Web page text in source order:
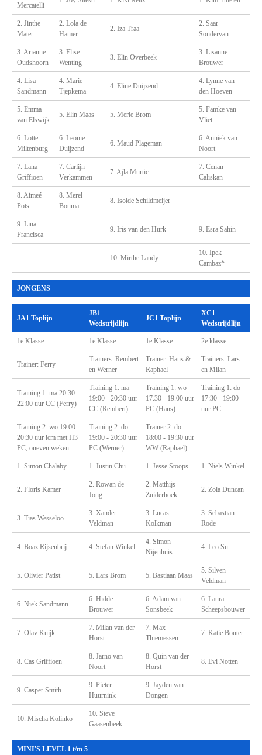
Mercatelli
2. Jinthe
Mater
2. Lola de
Hamer
2. Iza Traa
2. Saar
Sondervan
3. Arianne
Oudshoorn
3. Elise
Wenting
3. Elin Overbeek
3. Lisanne
Brouwer
4. Lisa
Sandmann
4. Marie
Tjepkema
4. Eline Duijzend
4. Lynne van
den Hoeven
5. Emma
van Elswijk
5. Elin Maas 5. Merle Brom
5. Famke van
Vliet
6. Lotte
Miltenburg
6. Leonie
Duijzend
6. Maud Plageman
6. Anniek van
Noort
7. Lana
Griffioen
7. Carlijn
Verkammen
7. Ajla Murtic
7. Cenan
Caliskan
8. Aimeé
Pots
8. Merel
Bouma
8. Isolde Schildmeijer
9. Lina
Francisca
9. Iris van den Hurk 9. Esra Sahin
10. Mirthe Laudy
10. Ipek
Cambaz*
JONGENS
JA1 Toplijn
JB1
Wedstrijdlijn
JC1 Toplijn
XC1
Wedstrijdlijn
1e Klasse 1e Klasse 1e Klasse 2e klasse
Trainer: Ferry
Trainers: Rembert
en Werner
Trainer: Hans &
Raphael
Trainers: Lars
en Milan
Training 1: ma 20:30 -
22:00 uur CC (Ferry)
Training 1: ma
19:00 - 20:30 uur
CC (Rembert)
Training 1: wo
17.30 - 19.00 uur
PC (Hans)
Training 1: do
17:30 - 19:00
uur PC
Training 2: wo 19:00 -
20:30 uur icm met H3
PC; oneven weken
Training 2: do
19:00 - 20:30 uur
PC (Werner)
Trainer 2: do
18:00 - 19:30 uur
WW (Raphael)
1. Simon Chalaby 1. Justin Chu 1. Jesse Stoops 1. Niels Winkel
2. Floris Kamer
2. Rowan de
Jong
2. Matthijs
Zuiderhoek
2. Zola Duncan
3. Tias Wesseloo
3. Xander
Veldman
3. Lucas
Kolkman
3. Sebastian
Rode
4. Boaz Rijsenbrij 4. Stefan Winkel
4. Simon
Nijenhuis
4. Leo Su
5. Olivier Patist 5. Lars Brom 5. Bastiaan Maas
5. Silven
Veldman
6. Niek Sandmann
6. Hidde
Brouwer
6. Adam van
Sonsbeek
6. Laura
Scheepsbouwer
7. Olav Kuijk
7. Milan van der
Horst
7. Max
Thiemessen
7. Katie Bouter
8. Cas Griffioen
8. Jarno van
Noort
8. Quin van der
Horst
8. Evi Notten
9. Casper Smith
9. Pieter
Huurnink
9. Jayden van
Dongen
10. Mischa Kolinko
10. Steve
Gaasenbeek
MINI'S LEVEL 1 t/m 5